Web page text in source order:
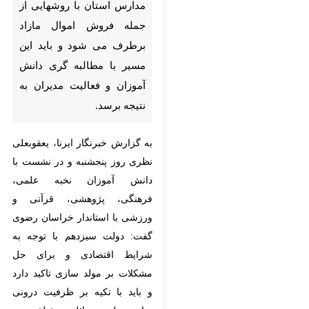
این مسیر با مطالبه گری دانش
آموزان و فعالیت مدیران به نتیجه
برسد.
به گزارش خبرنگار ایرنا، یعقوبعلی
نظری روز پنجشنبه و در نشست با
پژوهشی، قرآنی و ورزشی با استاندار
خراسان رضوی گفت: دولت سیزدهم
با توجه به شرایط اقتصادی و برای
حل مشکلات بر مولد سازی تاکید دارد
و باید با تکیه بر ظرفیت درونی برای
حل مسائل مختلف در مدارس کوشش
شود.
وی ادامه داد: مهمترین ظرفیت
مدارس نیز خود دانش آموزان هستند